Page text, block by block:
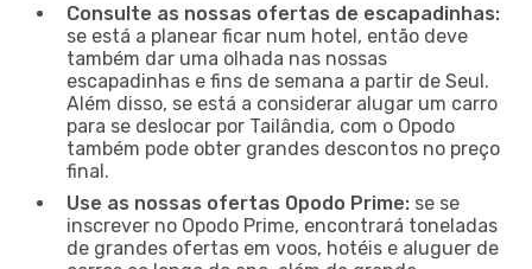
Consulte as nossas ofertas de escapadinhas:
se está a planear ficar num hotel, então deve
também dar uma olhada nas nossas
escapadinhas e fins de semana a partir de Seul.
Além disso, se está a considerar alugar um carro
para se deslocar por Tailândia, com o Opodo
também pode obter grandes descontos no preço
final.
Use as nossas ofertas Opodo Prime: se se
inscrever no Opodo Prime, encontrará toneladas
de grandes ofertas em voos, hotéis e aluguer de